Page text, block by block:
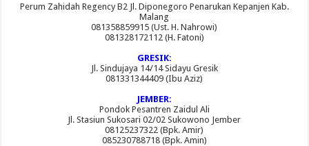
Perum Zahidah Regency B2 Jl. Diponegoro Penarukan Kepanjen Kab.
Malang
081358859915 (Ust. H. Nahrowi)
081328172112 (H. Fatoni)
GRESIK:
Jl. Sindujaya 14/14 Sidayu Gresik
081331344409 (Ibu Aziz)
JEMBER:
Pondok Pesantren Zaidul Ali
Jl. Stasiun Sukosari 02/02 Sukowono Jember
08125237322 (Bpk. Amir)
085230788718 (Bpk. Amin)